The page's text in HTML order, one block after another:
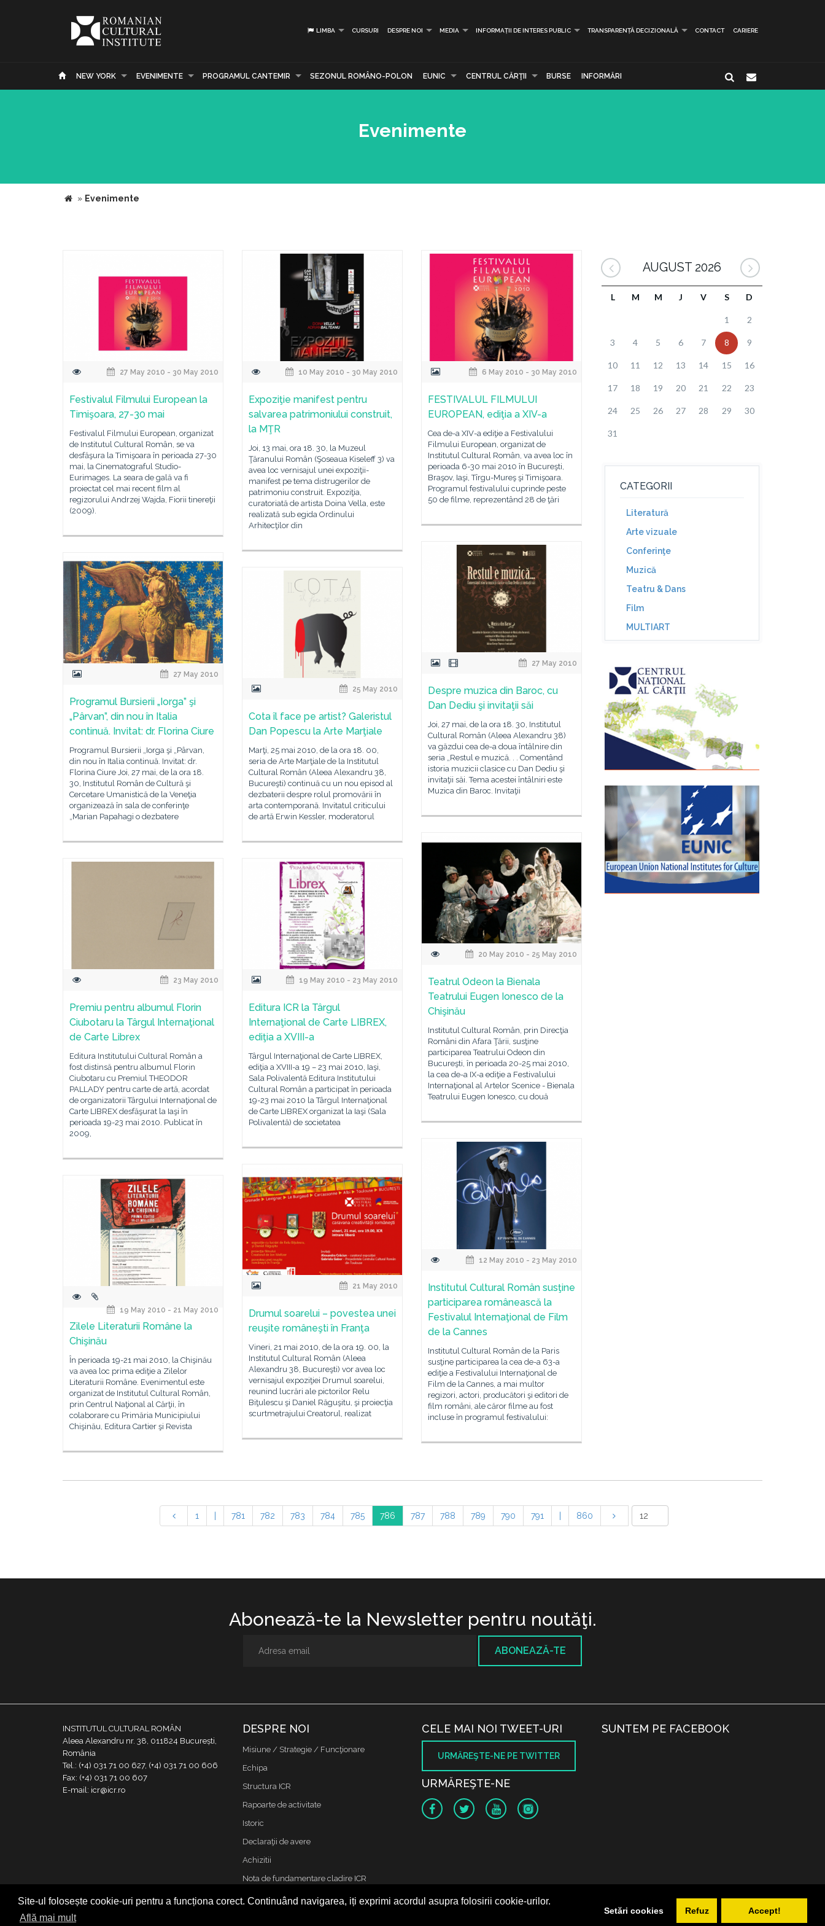
Site-ul folosește cookie-uri pentru a funcționa corect. Continuând navigarea, iți exprimi acordul asupra folosirii cookie-urilor.
Află mai mult
Setări cookies Refuz Accept!
LIMBA CURSURI DESPRE NOI MEDIA INFORMAȚII DE INTERES PUBLIC TRANSPARENȚĂ DECIZIONALĂ CONTACT CARIERE
NEW YORK EVENIMENTE PROGRAMUL CANTEMIR SEZONUL ROMÂNO-POLON EUNIC CENTRUL CĂRŢII BURSE INFORMĂRI
Evenimente
» Evenimente
27 May 2010 - 30 May 2010
Festivalul Filmului European la
Timişoara, 27-30 mai
Festivalul Filmului European, organizat
de Institutul Cultural Român, se va
desfăşura la Timişoara în perioada 27-30
mai, la Cinematograful Studio-
Eurimages. La seara de gală va fi
proiectat cel mai recent film al
regizorului Andrzej Wajda, Fiorii tinereţii
(2009).
10 May 2010 - 30 May 2010
Expoziţie manifest pentru
salvarea patrimoniului construit,
la MŢR
Joi, 13 mai, ora 18. 30, la Muzeul
Ţăranului Român (Şoseaua Kiseleff 3) va
avea loc vernisajul unei expoziţii-
manifest pe tema distrugerilor de
patrimoniu construit. Expoziţia,
curatoriată de artista Doina Vella, este
realizată sub egida Ordinului
Arhitecţilor din
6 May 2010 - 30 May 2010
FESTIVALUL FILMULUI
EUROPEAN, ediţia a XIV-a
Cea de-a XIV-a ediţie a Festivalului
Filmului European, organizat de
Institutul Cultural Român, va avea loc în
perioada 6-30 mai 2010 în Bucureşti,
Braşov, Iaşi, Tîrgu-Mureş şi Timişoara.
Programul festivalului cuprinde peste
50 de filme, reprezentând 28 de ţări
27 May 2010
Despre muzica din Baroc, cu
Dan Dediu şi invitaţii săi
Joi, 27 mai, de la ora 18. 30, Institutul
Cultural Român (Aleea Alexandru 38)
va găzdui cea de-a doua întâlnire din
seria „Restul e muzică. . . Comentând
istoria muzicii clasice cu Dan Dediu şi
invitaţii săi. Tema acestei întâlniri este
Muzica din Baroc. Invitaţii
27 May 2010
Programul Bursierii „Iorga” şi
„Pârvan”, din nou în Italia
continuă. Invitat: dr. Florina Ciure
Programul Bursierii „Iorga şi „Pârvan,
din nou în Italia continuă. Invitat: dr.
Florina Ciure Joi, 27 mai, de la ora 18.
30, Institutul Român de Cultură şi
Cercetare Umanistică de la Veneţia
organizează în sala de conferinţe
„Marian Papahagi o dezbatere
25 May 2010
Cota îl face pe artist? Galeristul
Dan Popescu la Arte Marţiale
Marţi, 25 mai 2010, de la ora 18. 00,
seria de Arte Marţiale de la Institutul
Cultural Român (Aleea Alexandru 38,
Bucureşti) continuă cu un nou episod al
dezbaterii despre rolul promovării în
arta contemporană. Invitatul criticului
de artă Erwin Kessler, moderatorul
20 May 2010 - 25 May 2010
Teatrul Odeon la Bienala
Teatrului Eugen Ionesco de la
Chişinău
Institutul Cultural Român, prin Direcţia
Români din Afara Ţării, susţine
participarea Teatrului Odeon din
Bucureşti, în perioada 20-25 mai 2010,
la cea de-a IX-a ediţie a Festivalului
Internaţional al Artelor Scenice - Bienala
Teatrului Eugen Ionesco, cu două
23 May 2010
Premiu pentru albumul Florin
Ciubotaru la Târgul Internaţional
de Carte Librex
Editura Institutului Cultural Român a
fost distinsă pentru albumul Florin
Ciubotaru cu Premiul THEODOR
PALLADY pentru carte de artă, acordat
de organizatorii Târgului Internaţional de
Carte LIBREX desfăşurat la Iaşi în
perioada 19-23 mai 2010. Publicat în
2009,
19 May 2010 - 23 May 2010
Editura ICR la Târgul
Internaţional de Carte LIBREX,
ediţia a XVIII-a
Târgul Internaţional de Carte LIBREX,
ediţia a XVIII-a 19 – 23 mai 2010, Iaşi,
Sala Polivalentă Editura Institutului
Cultural Român a participat în perioada
19-23 mai 2010 la Târgul Internaţional
de Carte LIBREX organizat la Iaşi (Sala
Polivalentă) de societatea
12 May 2010 - 23 May 2010
Institutul Cultural Român susţine
participarea românească la
Festivalul Internaţional de Film
de la Cannes
Institutul Cultural Român de la Paris
susţine participarea la cea de-a 63-a
ediţie a Festivalului Internaţional de
Film de la Cannes, a mai multor
regizori, actori, producători şi editori de
film români, ale căror filme au fost
incluse în programul festivalului:
21 May 2010
Drumul soarelui – povestea unei
reuşite româneşti în Franţa
Vineri, 21 mai 2010, de la ora 19. 00, la
Institutul Cultural Român (Aleea
Alexandru 38, Bucureşti) vor avea loc
vernisajul expoziţiei Drumul soarelui,
reunind lucrări ale pictorilor Relu
Biţulescu şi Daniel Răguşitu, şi proiecţia
scurtmetrajului Creatorul, realizat
19 May 2010 - 21 May 2010
Zilele Literaturii Române la
Chişinău
În perioada 19-21 mai 2010, la Chişinău
va avea loc prima ediţie a Zilelor
Literaturii Române. Evenimentul este
organizat de Institutul Cultural Român,
prin Centrul Naţional al Cărţii, în
colaborare cu Primăria Municipiului
Chişinău, Editura Cartier şi Revista
AUGUST 2026
L M M J V S D
1 2
3 4 5 6 7 8 9
10 11 12 13 14 15 16
17 18 19 20 21 22 23
24 25 26 27 28 29 30
31
CATEGORII
Literatură
Arte vizuale
Conferinţe
Muzică
Teatru & Dans
Film
MULTIART
1 781 782 783 784 785 786 787 788 789 790 791 860
Abonează-te la Newsletter pentru noutăţi.
ABONEAZĂ-TE
INSTITUTUL CULTURAL ROMÂN
Aleea Alexandru nr. 38, 011824 București,
România
Tel.: (+4) 031 71 00 627, (+4) 031 71 00 606
Fax: (+4) 031 71 00 607
E-mail: icr@icr.ro
DESPRE NOI
Misiune / Strategie / Funcţionare
Echipa
Structura ICR
Rapoarte de activitate
Istoric
Declaraţii de avere
Achizitii
Nota de fundamentare cladire ICR
Contact
CELE MAI NOI TWEET-URI
URMĂREŞTE-NE PE TWITTER
URMĂREŞTE-NE
SUNTEM PE FACEBOOK